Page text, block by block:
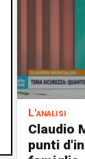
L'analisi
Claudio
punti